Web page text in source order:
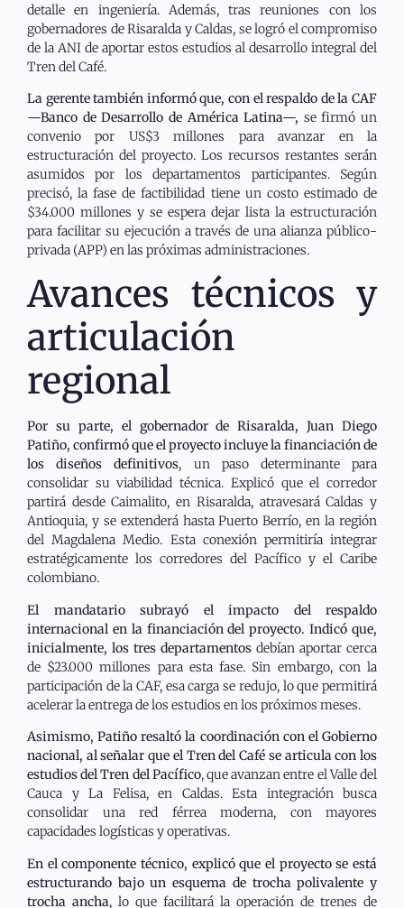
detalle en ingeniería. Además, tras reuniones con los
gobernadores de Risaralda y Caldas, se logró el compromiso
de la ANI de aportar estos estudios al desarrollo integral del
Tren del Café.
La gerente también informó que, con el respaldo de la CAF
—Banco de Desarrollo de América Latina—, se firmó un
convenio por US$3 millones para avanzar en la
estructuración del proyecto. Los recursos restantes serán
asumidos por los departamentos participantes. Según
precisó, la fase de factibilidad tiene un costo estimado de
$34.000 millones y se espera dejar lista la estructuración
para facilitar su ejecución a través de una alianza público-
privada (APP) en las próximas administraciones.
Avances técnicos y
articulación
regional
Por su parte, el gobernador de Risaralda, Juan Diego
Patiño, confirmó que el proyecto incluye la financiación de
los diseños definitivos, un paso determinante para
consolidar su viabilidad técnica. Explicó que el corredor
partirá desde Caimalito, en Risaralda, atravesará Caldas y
Antioquia, y se extenderá hasta Puerto Berrío, en la región
del Magdalena Medio. Esta conexión permitiría integrar
estratégicamente los corredores del Pacífico y el Caribe
colombiano.
El mandatario subrayó el impacto del respaldo
internacional en la financiación del proyecto. Indicó que,
inicialmente, los tres departamentos debían aportar cerca
de $23.000 millones para esta fase. Sin embargo, con la
participación de la CAF, esa carga se redujo, lo que permitirá
acelerar la entrega de los estudios en los próximos meses.
Asimismo, Patiño resaltó la coordinación con el Gobierno
nacional, al señalar que el Tren del Café se articula con los
estudios del Tren del Pacífico, que avanzan entre el Valle del
Cauca y La Felisa, en Caldas. Esta integración busca
consolidar una red férrea moderna, con mayores
capacidades logísticas y operativas.
En el componente técnico, explicó que el proyecto se está
estructurando bajo un esquema de trocha polivalente y
trocha ancha, lo que facilitará la operación de trenes de